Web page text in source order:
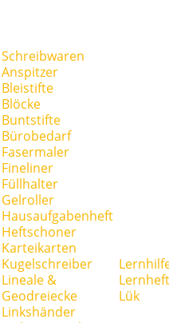
Schreibwaren
Anspitzer
Bleistifte
Blöcke
Buntstifte
Bürobedarf
Fasermaler
Fineliner
Füllhalter
Gelroller
Hausaufgabenheft
Heftschoner
Karteikarten
Kugelschreiber
Lineale &
Geodreiecke
Linkshänder
Lük